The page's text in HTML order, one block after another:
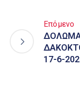
Επόμενο
17-6-